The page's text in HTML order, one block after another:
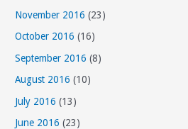
November 2016 (23)
October 2016 (16)
September 2016 (8)
August 2016 (10)
July 2016 (13)
June 2016 (23)